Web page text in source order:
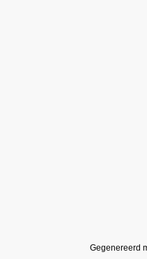
Gegenereerd